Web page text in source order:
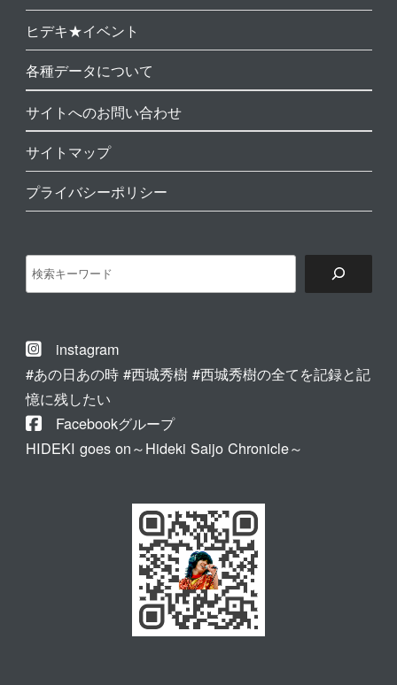
ヒデキ★イベント
各種データについて
サイトへのお問い合わせ
サイトマップ
プライバシーポリシー
検
索
instagram
#あの日あの時 #西城秀樹 #西城秀樹の全てを記録と記
憶に残したい
Facebookグループ
HIDEKI goes on～Hideki Saijo Chronicle～